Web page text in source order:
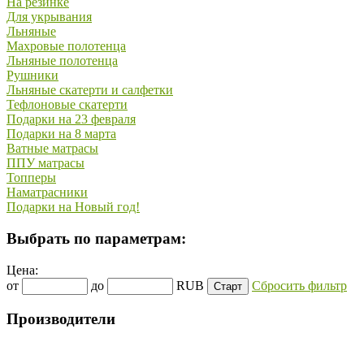
Для укрывания
Льняные
Махровые полотенца
Льняные полотенца
Рушники
Льняные скатерти и салфетки
Тефлоновые скатерти
Подарки на 23 февраля
Подарки на 8 марта
Ватные матрасы
ППУ матрасы
Топперы
Наматрасники
Подарки на Новый год!
Выбрать по параметрам:
Цена:
от
до RUB Сбросить фильтр
Производители